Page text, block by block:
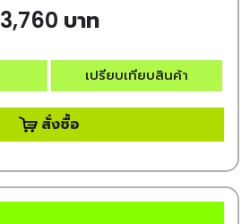
3,760 บาท
เปรียบเทียบสินค้า
สั่งซื้อ